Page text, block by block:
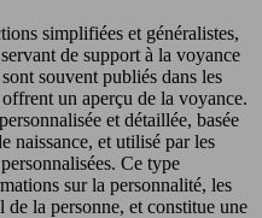
simplifiées et généralistes,
de support à la voyance
souvent publiés dans les
un aperçu de la voyance.
et détaillée, basée
naissance, et utilisé par les
Ce type
sur la personnalité, les
la personne, et constitue une